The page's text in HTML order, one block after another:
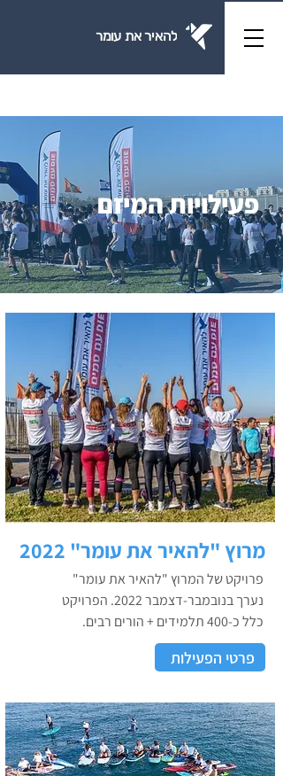
להאיר את עומר
פעילויות המיזם
מרוץ "להאיר את עומר" 2022
פרויקט של המרוץ "להאיר את עומר"
נערך בנובמבר-דצמבר 2022. הפרויקט
כלל כ-400 תלמידים + הורים רבים.
פרטי הפעילות